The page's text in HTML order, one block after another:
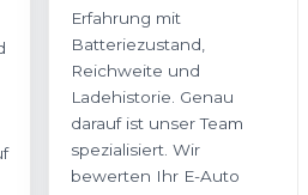
Holstein ein realistisches
Angebot ohne
versteckte Abzüge
erhalten.
bewerten